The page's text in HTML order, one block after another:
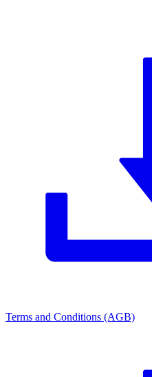
Terms and Conditions (AGB)